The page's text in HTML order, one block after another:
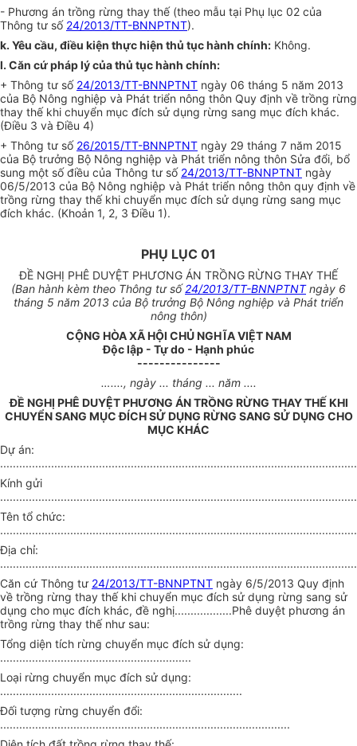
- Phương án trồng rừng thay thế (theo mẫu tại Phụ lục 02 của
Thông tư số 24/2013/TT-BNNPTNT).
k. Yêu cầu, điều kiện thực hiện thủ tục hành chính: Không.
l. Căn cứ pháp lý của thủ tục hành chính:
+ Thông tư số 24/2013/TT-BNNPTNT ngày 06 tháng 5 năm 2013
của Bộ Nông nghiệp và Phát triển nông thôn Quy định về trồng rừng
thay thế khi chuyển mục đích sử dụng rừng sang mục đích khác.
(Điều 3 và Điều 4)
+ Thông tư số 26/2015/TT-BNNPTNT ngày 29 tháng 7 năm 2015
của Bộ trưởng Bộ Nông nghiệp và Phát triển nông thôn Sửa đổi, bổ
sung một số điều của Thông tư số 24/2013/TT-BNNPTNT ngày
06/5/2013 của Bộ Nông nghiệp và Phát triển nông thôn quy định về
trồng rừng thay thế khi chuyển mục đích sử dụng rừng sang mục
đích khác. (Khoản 1, 2, 3 Điều 1).
PHỤ LỤC 01
ĐỀ NGHỊ PHÊ DUYỆT PHƯƠNG ÁN TRỒNG RỪNG THAY THẾ
(Ban hành kèm theo Thông tư số24/2013/TT-BNNPTNTngày 6
tháng 5 năm 2013 của Bộ trưởng Bộ Nông nghiệp và Phát triển
nông thôn)
CỘNG HÒA XÃHỘI CHỦ NGHĨA VIỆT NAM
Độc lập - Tự do - Hạnh phúc
---------------
…...., ngày ... tháng ... năm ....
ĐỀ NGHỊ PHÊ DUYỆT PHƯƠNG ÁN TRỒNG RỪNG THAY THẾ KHI
CHUYỂN SANG MỤC ĐÍCH SỬ DỤNG RỪNG SANG SỬ DỤNG CHO
MỤC KHÁC
Dự án:
Kính gửi
Tên tổ chức:
Địa chỉ:
Căn cứ Thông tư 24/2013/TT-BNNPTNT ngày 6/5/2013 Quy định
về trồng rừng thay thế khi chuyển mục đích sử dụng rừng sang sử
dụng cho mục đích khác, đề nghị..................Phê duyệt phương án
trồng rừng thay thế như sau:
Tổng diện tích rừng chuyển mục đích sử dụng:
............................................................
Loại rừng chuyển mục đích sử dụng:
............................................................................
Đối tượng rừng chuyển đổi:
...........................................................................................